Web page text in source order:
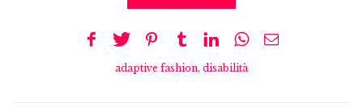
adaptive fashion, disabilità